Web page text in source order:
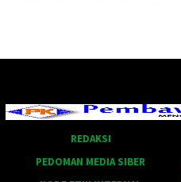
REDAKSI
PEDOMAN MEDIA SIBER